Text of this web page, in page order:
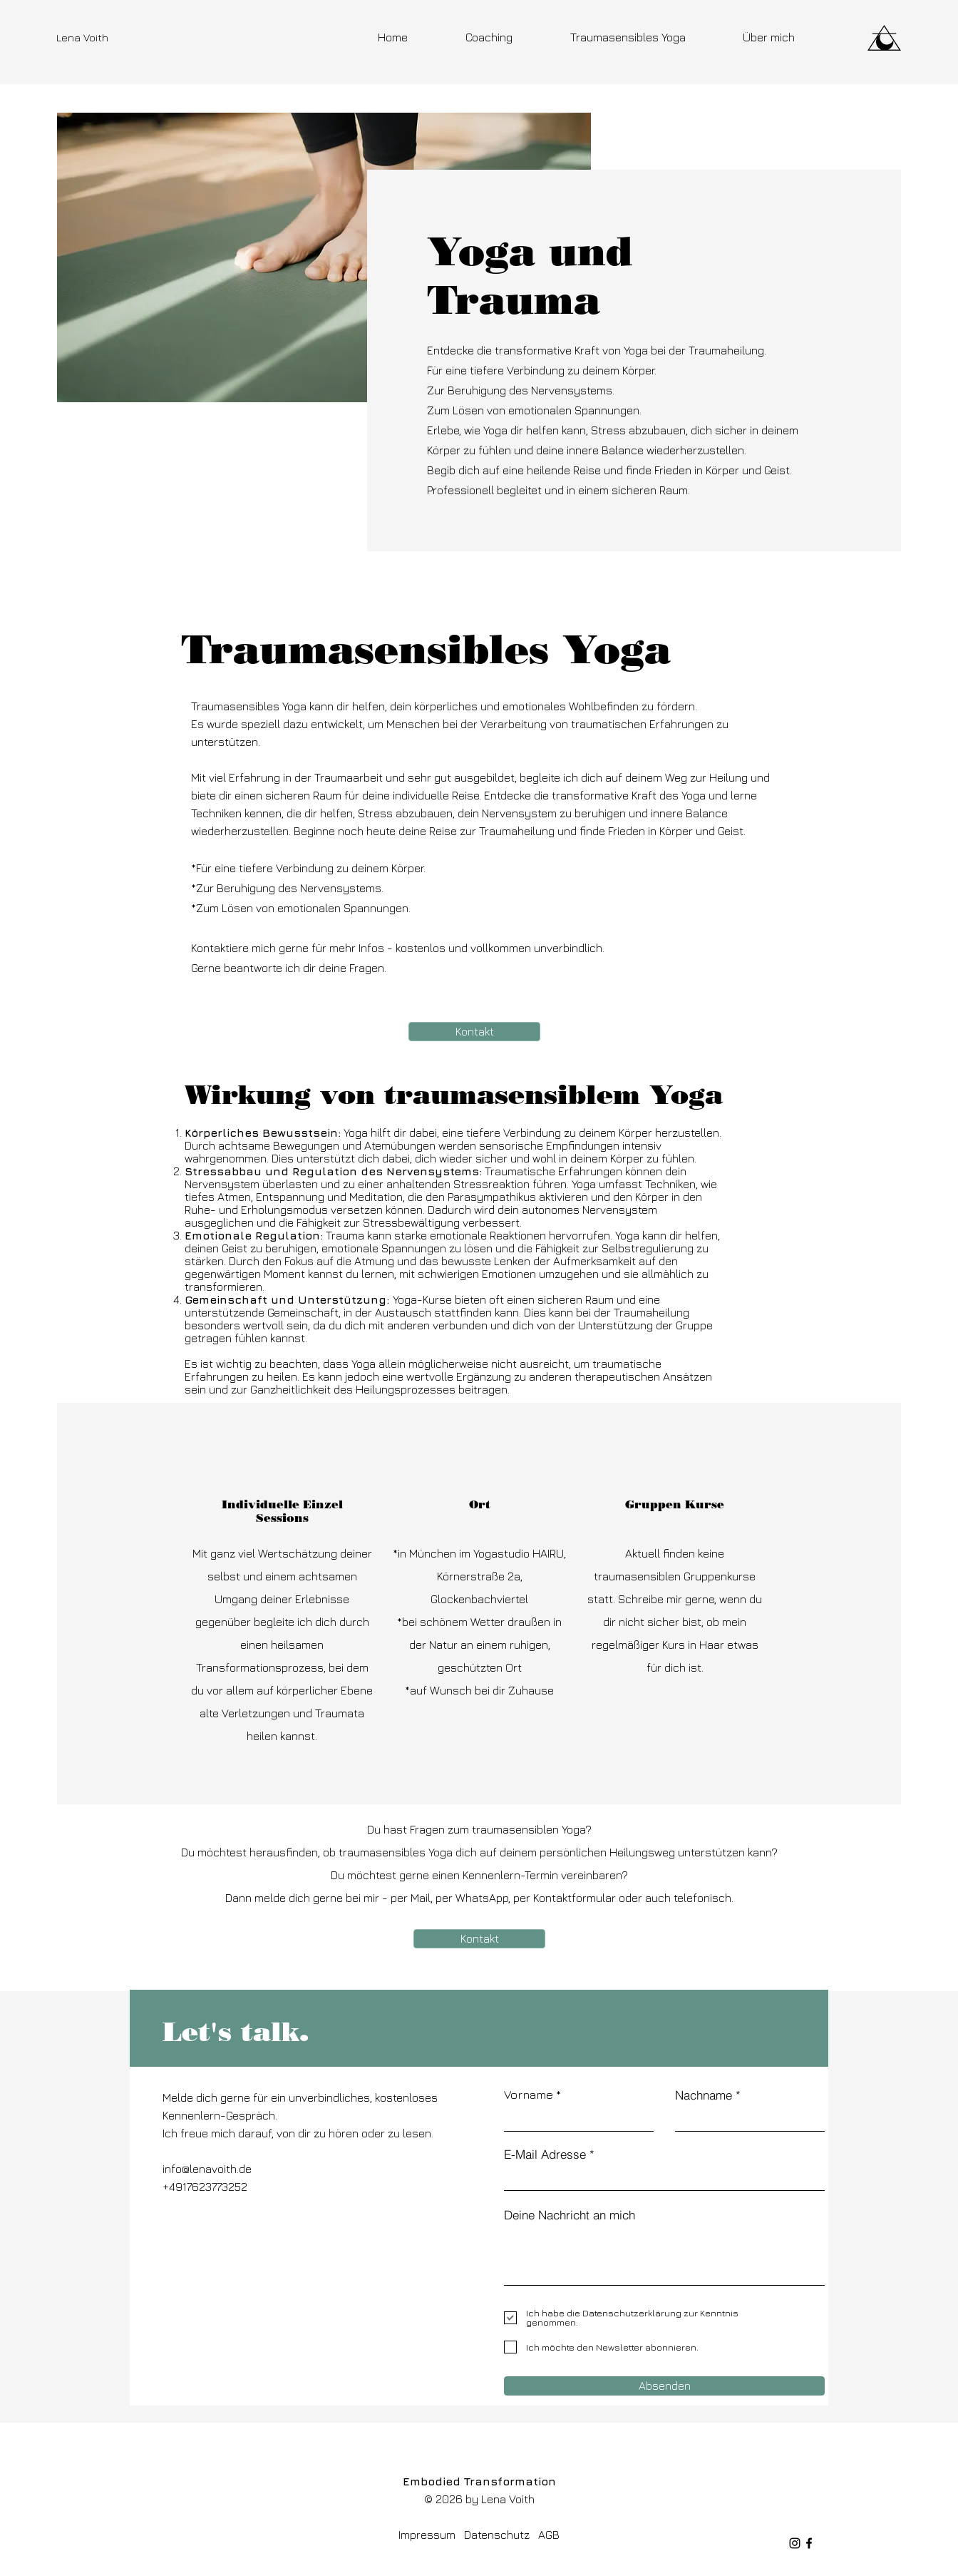
Lena Voith Home Coaching Traumasensibles Yoga Über mich
Yoga und
Trauma
Entdecke die transformative Kraft von Yoga bei der Traumaheilung.
Für eine tiefere Verbindung zu deinem Körper.
Zur Beruhigung des Nervensystems.
Zum Lösen von emotionalen Spannungen.
Erlebe, wie Yoga dir helfen kann, Stress abzubauen, dich sicher in deinem
Körper zu fühlen und deine innere Balance wiederherzustellen.
Begib dich auf eine heilende Reise und finde Frieden in Körper und Geist.
Professionell begleitet und in einem sicheren Raum.
Traumasensibles Yoga
Traumasensibles Yoga kann dir helfen, dein körperliches und emotionales Wohlbefinden zu fördern.
Es wurde speziell dazu entwickelt, um Menschen bei der Verarbeitung von traumatischen Erfahrungen zu
unterstützen.
Mit viel Erfahrung in der Traumaarbeit und sehr gut ausgebildet, begleite ich dich auf deinem Weg zur Heilung und
biete dir einen sicheren Raum für deine individuelle Reise. Entdecke die transformative Kraft des Yoga und lerne
Techniken kennen, die dir helfen, Stress abzubauen, dein Nervensystem zu beruhigen und innere Balance
wiederherzustellen. Beginne noch heute deine Reise zur Traumaheilung und finde Frieden in Körper und Geist.
*Für eine tiefere Verbindung zu deinem Körper.
*Zur Beruhigung des Nervensystems.
*Zum Lösen von emotionalen Spannungen.
Kontaktiere mich gerne für mehr Infos - kostenlos und vollkommen unverbindlich.
Gerne beantworte ich dir deine Fragen.
Kontakt
Wirkung von traumasensiblem Yoga
Körperliches Bewusstsein: Yoga hilft dir dabei, eine tiefere Verbindung zu deinem Körper herzustellen.
Durch achtsame Bewegungen und Atemübungen werden sensorische Empfindungen intensiv
wahrgenommen. Dies unterstützt dich dabei, dich wieder sicher und wohl in deinem Körper zu fühlen.
Stressabbau und Regulation des Nervensystems: Traumatische Erfahrungen können dein
Nervensystem überlasten und zu einer anhaltenden Stressreaktion führen. Yoga umfasst Techniken, wie
tiefes Atmen, Entspannung und Meditation, die den Parasympathikus aktivieren und den Körper in den
Ruhe- und Erholungsmodus versetzen können. Dadurch wird dein autonomes Nervensystem
ausgeglichen und die Fähigkeit zur Stressbewältigung verbessert.
Emotionale Regulation: Trauma kann starke emotionale Reaktionen hervorrufen. Yoga kann dir helfen,
deinen Geist zu beruhigen, emotionale Spannungen zu lösen und die Fähigkeit zur Selbstregulierung zu
stärken. Durch den Fokus auf die Atmung und das bewusste Lenken der Aufmerksamkeit auf den
gegenwärtigen Moment kannst du lernen, mit schwierigen Emotionen umzugehen und sie allmählich zu
transformieren.
Gemeinschaft und Unterstützung: Yoga-Kurse bieten oft einen sicheren Raum und eine
unterstützende Gemeinschaft, in der Austausch stattfinden kann. Dies kann bei der Traumaheilung
besonders wertvoll sein, da du dich mit anderen verbunden und dich von der Unterstützung der Gruppe
getragen fühlen kannst.
Es ist wichtig zu beachten, dass Yoga allein möglicherweise nicht ausreicht, um traumatische
Erfahrungen zu heilen. Es kann jedoch eine wertvolle Ergänzung zu anderen therapeutischen Ansätzen
sein und zur Ganzheitlichkeit des Heilungsprozesses beitragen.
Individuelle Einzel
Sessions
Mit ganz viel Wertschätzung deiner
selbst und einem achtsamen
Umgang deiner Erlebnisse
gegenüber begleite ich dich durch
einen heilsamen
Transformationsprozess, bei dem
du vor allem auf körperlicher Ebene
alte Verletzungen und Traumata
heilen kannst.
Ort
*in München im Yogastudio HAIRU,
Körnerstraße 2a,
Glockenbachviertel
*bei schönem Wetter draußen in
der Natur an einem ruhigen,
geschützten Ort
*auf Wunsch bei dir Zuhause
Gruppen Kurse
Aktuell finden keine
traumasensiblen Gruppenkurse
statt. Schreibe mir gerne, wenn du
dir nicht sicher bist, ob mein
regelmäßiger Kurs in Haar etwas
für dich ist.
Du hast Fragen zum traumasensiblen Yoga?
Du möchtest herausfinden, ob traumasensibles Yoga dich auf deinem persönlichen Heilungsweg unterstützen kann?
Du möchtest gerne einen Kennenlern-Termin vereinbaren?
Dann melde dich gerne bei mir - per Mail, per WhatsApp, per Kontaktformular oder auch telefonisch.
Kontakt
Let's talk.
Melde dich gerne für ein unverbindliches, kostenloses
Kennenlern-Gespräch.
Ich freue mich darauf, von dir zu hören oder zu lesen.
info@lenavoith.de
+4917623773252
Embodied Transformation
© 2026 by Lena Voith
Impressum Datenschutz AGB
Vorname Nachname
E-Mail Adresse
Deine Nachricht an mich
Ich habe die Datenschutzerklärung zur Kenntnis
genommen.
Ich möchte den Newsletter abonnieren.
Absenden